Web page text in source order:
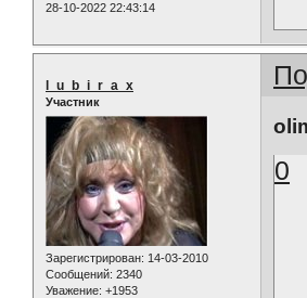
28-10-2022 22:43:14
l_u_b_i_r_a_x
Участник
Зарегистрирован: 14-03-2010
Сообщений: 2340
Уважение: +1953
0